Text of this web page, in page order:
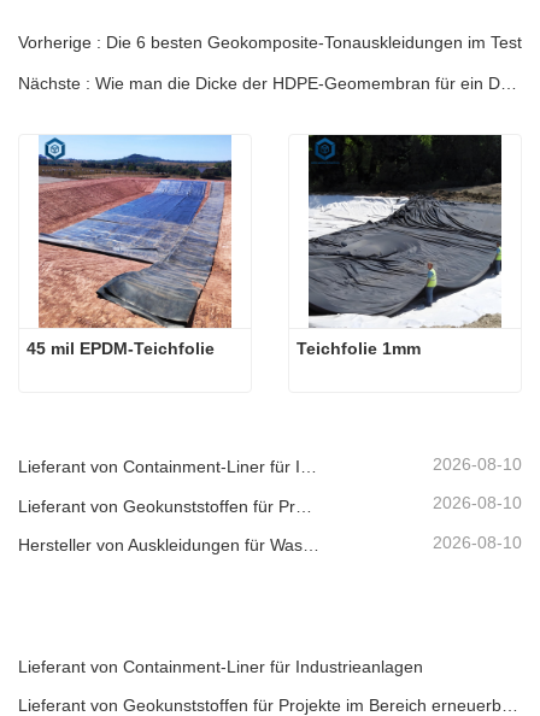
Vorherige : Die 6 besten Geokomposite-Tonauskleidungen im Test
45 mil EPDM-Teichfolie Teichfolie 1mm
Lieferant von Containment-Liner für Industrieanlagen 2026-08-10
2026-08-10
2026-08-10
Lieferant von Containment-Liner für Industrieanlagen